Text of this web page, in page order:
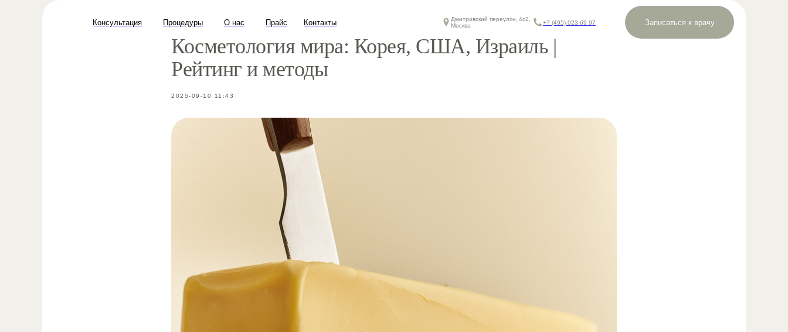
Записаться к врачу
Консультация Процедуры О нас Прайс Контакты
Дмитровский переулок, 4с2,
Москва
+7 (495) 023 69 97
Косметология мира: Корея, США, Израиль |
Рейтинг и методы
2025-09-10 11:43